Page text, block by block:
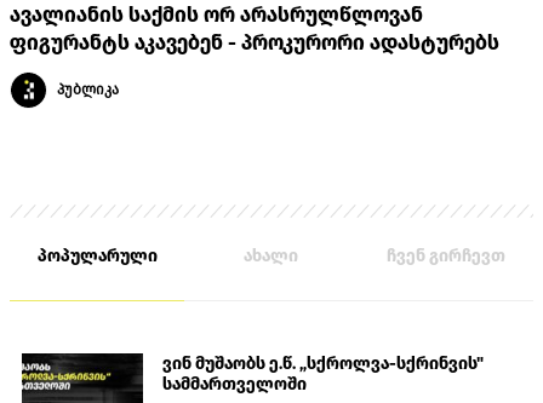
ავალიანის საქმის ორ არასრულწლოვან
ფიგურანტს აკავებენ - პროკურორი ადასტურებს
პუბლიკა
პოპულარული ახალი ჩვენ გირჩევთ
ვინ მუშაობს ე.წ. „სქროლვა-სქრინვის"
სამმართველოში